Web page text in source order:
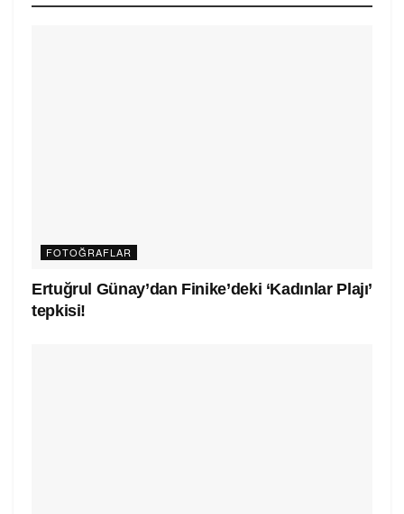
FOTOĞRAFLAR
Ertuğrul Günay’dan Finike’deki ‘Kadınlar Plajı’
tepkisi!